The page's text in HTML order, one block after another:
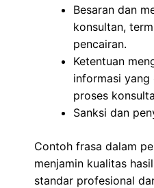
Besaran dan
konsultan,
pencairan.
Ketentuan
informasi yang
proses
Sanksi dan
Contoh frasa dalam
menjamin kualitas
standar profesional